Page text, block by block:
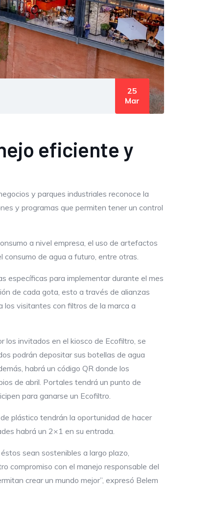
25
Mar
eficiente y
y parques industriales reconoce la
y programas que permiten tener un control
a nivel empresa, el uso de artefactos
consumo de agua a futuro, entre otras.
específicas para implementar durante el mes
de cada gota, esto a través de alianzas
los visitantes con filtros de la marca a
los invitados en el kiosco de Ecofiltro, se
podrán depositar sus botellas de agua
habrá un código QR donde los
de abril. Portales tendrá un punto de
para ganarse un Ecofiltro.
plástico tendrán la oportunidad de hacer
habrá un 2×1 en su entrada.
sean sostenibles a largo plazo,
compromiso con el manejo responsable del
crear un mundo mejor”, expresó Belem